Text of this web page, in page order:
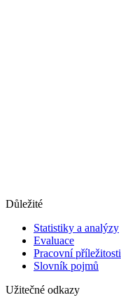
Důležité
Statistiky a analýzy
Evaluace
Pracovní příležitosti
Slovník pojmů
Užitečné odkazy